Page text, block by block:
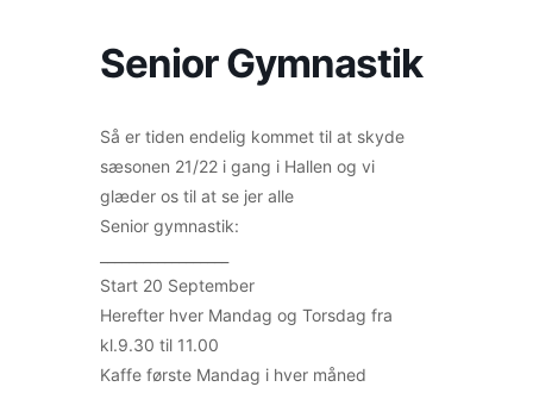
Senior Gymnastik
Så er tiden endelig kommet til at skyde
sæsonen 21/22 i gang i Hallen og vi
glæder os til at se jer alle
Senior gymnastik:
Start 20 September
Herefter hver Mandag og Torsdag fra
kl.9.30 til 11.00
Kaffe første Mandag i hver måned